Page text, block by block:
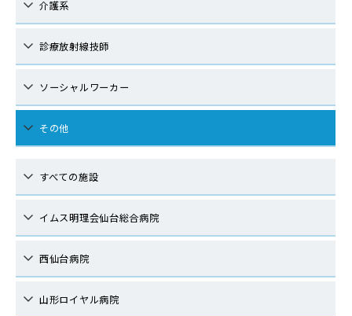
介護系
診療放射線技師
ソーシャルワーカー
その他
すべての施設
イムス明理会仙台総合病院
西仙台病院
山形ロイヤル病院